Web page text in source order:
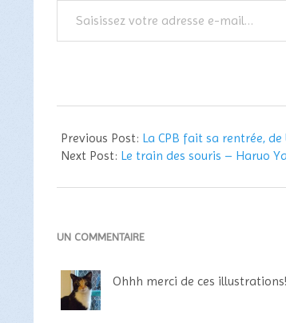
votre
adresse
08-
30
Previous Post: La CPB fait sa rentrée,
Next Post: Le train des souris – Haruo
UN COMMENTAIRE
Ohhh merci de ces